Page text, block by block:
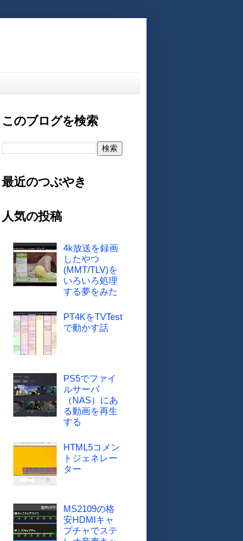
このブログを検索
最近のつぶやき
人気の投稿
4k放送を録画
したやつ
(MMT/TLV)を
いろいろ処理
する夢をみた
PT4KをTVTest
で動かす話
PS5でファイ
ルサーバ
（NAS）にあ
る動画を再生
する
HTML5コメン
トジェネレー
ター
MS2109の格
安HDMIキャ
プチャでステ